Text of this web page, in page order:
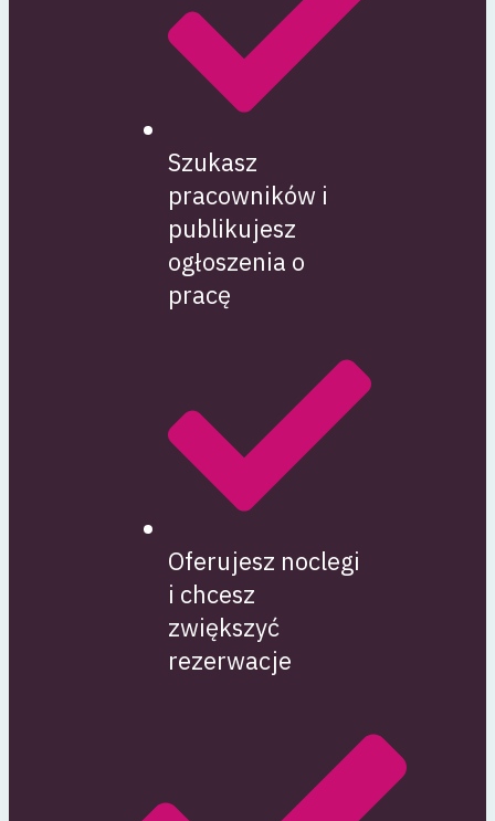
Szukasz
pracowników i
publikujesz
ogłoszenia o
pracę
Oferujesz noclegi
i chcesz
zwiększyć
rezerwacje